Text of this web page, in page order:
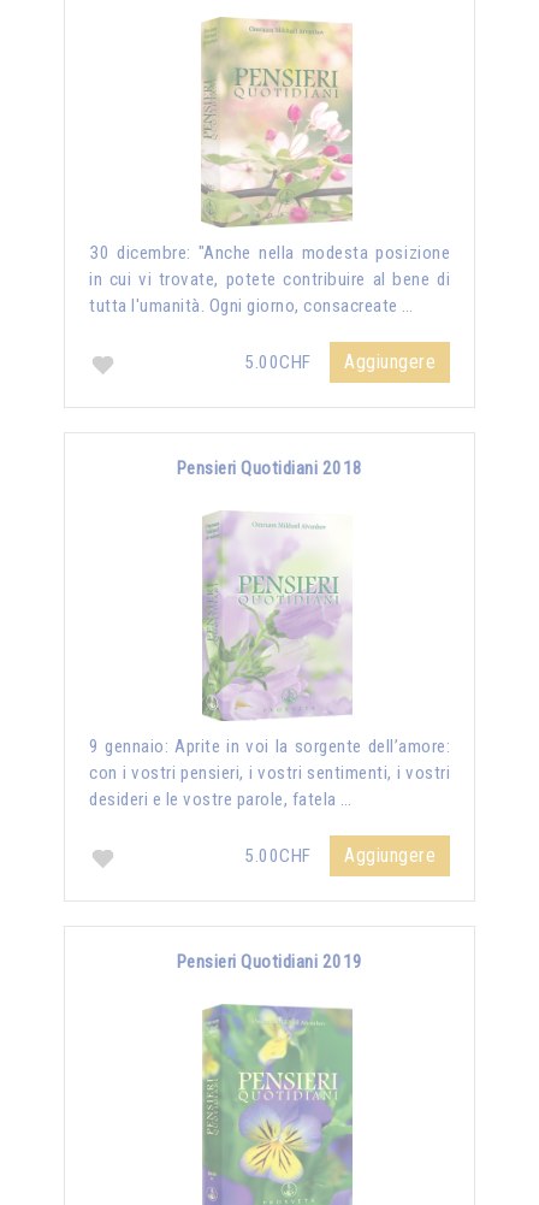
30 dicembre: "Anche nella modesta posizione
in cui vi trovate, potete contribuire al bene di
tutta l'umanità. Ogni giorno, consacreate …
5.00CHF Aggiungere
Pensieri Quotidiani 2018
9 gennaio: Aprite in voi la sorgente dell’amore:
con i vostri pensieri, i vostri sentimenti, i vostri
desideri e le vostre parole, fatela …
5.00CHF Aggiungere
Pensieri Quotidiani 2019